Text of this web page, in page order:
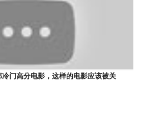
冷门高分电影，这样的电影应该被关